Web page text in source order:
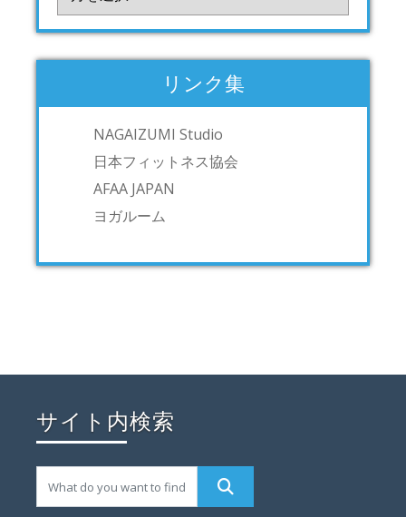
カ
リンク集
NAGAIZUMI Studio
日本フィットネス協会
AFAA JAPAN
ヨガルーム
サイト内検索